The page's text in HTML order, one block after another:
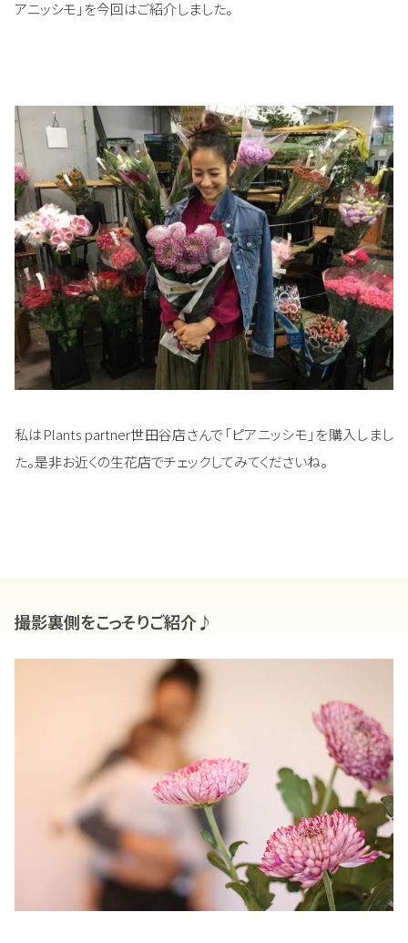
アニッシモ」を今回はご紹介しました。
私はPlants partner世田谷店さんで「ピアニッシモ」を購入しまし
た。是非お近くの生花店でチェックしてみてくださいね。
撮影裏側をこっそりご紹介♪